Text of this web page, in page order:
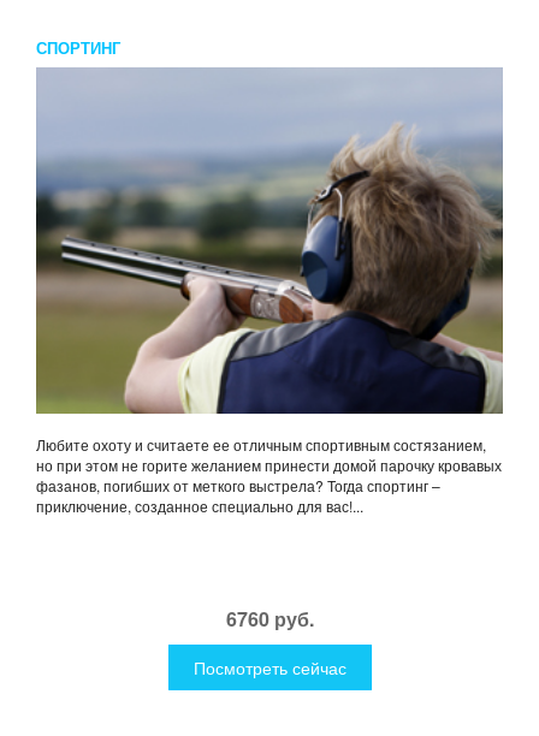
СПОРТИНГ
Любите охоту и считаете ее отличным спортивным состязанием,
но при этом не горите желанием принести домой парочку кровавых
фазанов, погибших от меткого выстрела? Тогда спортинг –
приключение, созданное специально для вас!...
6760 руб.
Посмотреть сейчас